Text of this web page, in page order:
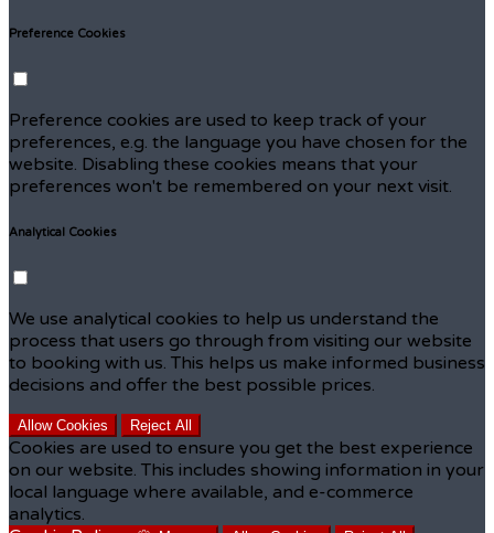
Preference Cookies
Preference cookies are used to keep track of your
preferences, e.g. the language you have chosen for the
website. Disabling these cookies means that your
preferences won't be remembered on your next visit.
Analytical Cookies
We use analytical cookies to help us understand the
process that users go through from visiting our website
to booking with us. This helps us make informed business
decisions and offer the best possible prices.
Allow Cookies Reject All
Cookies are used to ensure you get the best experience
on our website. This includes showing information in your
local language where available, and e-commerce
analytics.